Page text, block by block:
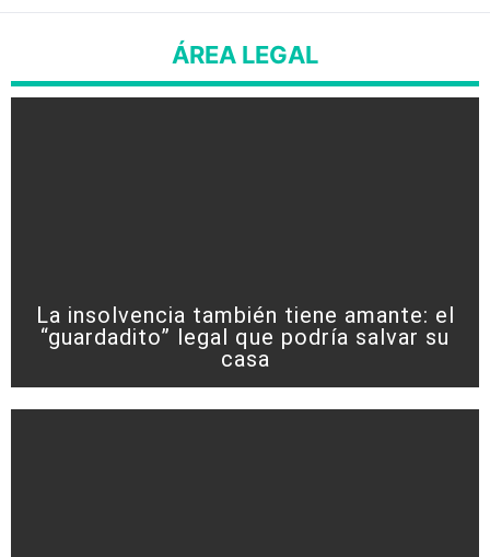
ÁREA LEGAL
La insolvencia también tiene amante: el
“guardadito” legal que podría salvar su
casa